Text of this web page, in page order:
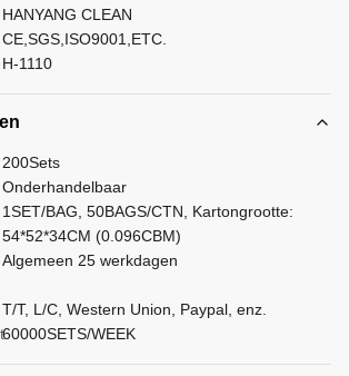
HANYANG CLEAN
CE,SGS,ISO9001,ETC.
H-1110
200Sets
Onderhandelbaar
1SET/BAG, 50BAGS/CTN, Kartongrootte:
54*52*34CM (0.096CBM)
Algemeen 25 werkdagen
T/T, L/C, Western Union, Paypal, enz.
60000SETS/WEEK